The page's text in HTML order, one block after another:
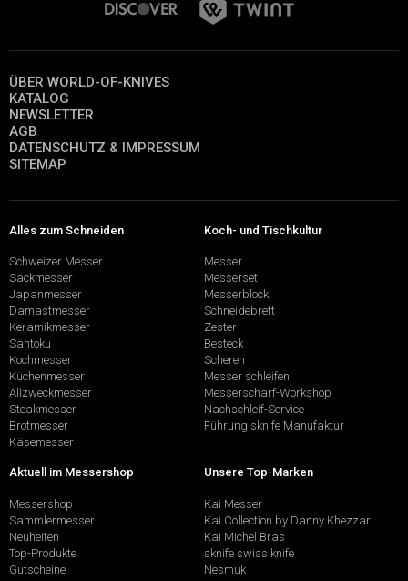
ÜBER WORLD-OF-KNIVES
KATALOG
NEWSLETTER
AGB
DATENSCHUTZ & IMPRESSUM
SITEMAP
Alles zum Schneiden
Schweizer Messer
Sackmesser
Japanmesser
Damastmesser
Keramikmesser
Santoku
Kochmesser
Küchenmesser
Allzweckmesser
Steakmesser
Brotmesser
Käsemesser
Koch- und Tischkultur
Messer
Messerset
Messerblock
Schneidebrett
Zester
Besteck
Scheren
Messer schleifen
Messerschärf-Workshop
Nachschleif-Service
Führung sknife Manufaktur
Aktuell im Messershop
Messershop
Sammlermesser
Neuheiten
Top-Produkte
Gutscheine
Unsere Top-Marken
Kai Messer
Kai Collection by Danny Khezzar
Kai Michel Bras
sknife swiss knife
Nesmuk